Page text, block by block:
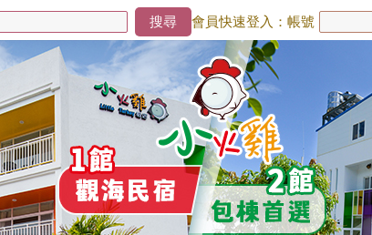
搜尋 會員快速登入：帳號